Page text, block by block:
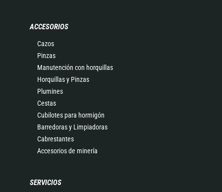
ACCESORIOS
Cazos
Pinzas
Manutención con horquillas
Horquillas y Pinzas
Plumines
Cestas
Cubilotes para hormigón
Barredoras y Limpiadoras
Cabrestantes
Accesorios de minería
SERVICIOS